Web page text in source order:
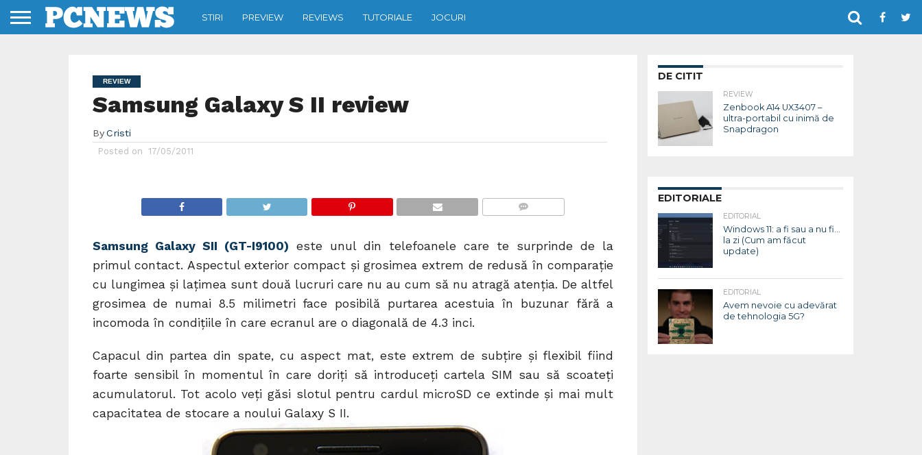
STIRI PREVIEW REVIEWS TUTORIALE JOCURI
REVIEW
Samsung Galaxy S II review
By Cristi
Posted on 17/05/2011
Samsung Galaxy SII (GT-I9100) este unul din telefoanele care te surprinde de la
primul contact. Aspectul exterior compact și grosimea extrem de redusă în comparație
cu lungimea și lațimea sunt două lucruri care nu au cum să nu atragă atenția. De altfel
grosimea de numai 8.5 milimetri face posibilă purtarea acestuia în buzunar fără a
incomoda în condițiile în care ecranul are o diagonală de 4.3 inci.
Capacul din partea din spate, cu aspect mat, este extrem de subțire și flexibil fiind
foarte sensibil în momentul în care doriți să introduceți cartela SIM sau să scoateți
acumulatorul. Tot acolo veți găsi slotul pentru cardul microSD ce extinde și mai mult
capacitatea de stocare a noului Galaxy S II.
DE CITIT
REVIEW
Zenbook A14 UX3407 –
ultra-portabil cu inimă de
Snapdragon
EDITORIALE
EDITORIAL
Windows 11: a fi sau a nu fi…
la zi (Cum am făcut
update)
EDITORIAL
Avem nevoie cu adevărat
de tehnologia 5G?